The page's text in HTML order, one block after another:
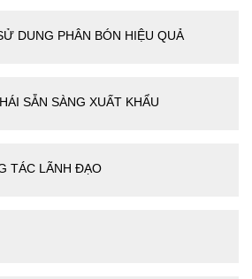
DUNG PHÂN BÓN HIỆU QUẢ
SẴN SÀNG XUẤT KHẨU
TÁC LÃNH ĐẠO